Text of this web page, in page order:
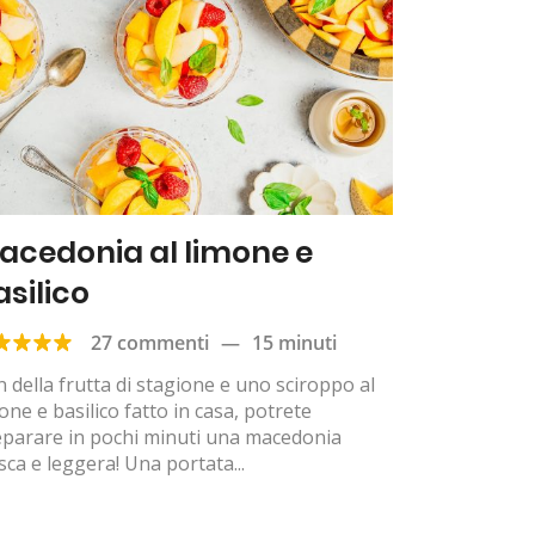
al limone e
27 commenti — 15 minuti
della frutta di stagione e uno sciroppo al
e basilico fatto in casa, potrete
in pochi minuti una macedonia
e leggera! Una portata...